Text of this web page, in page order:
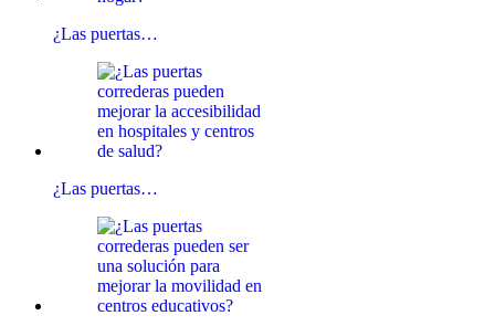
¿Las puertas…
¿Las puertas…